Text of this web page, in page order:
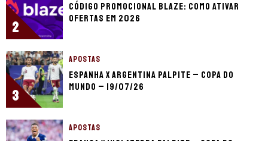
2
Código promocional Blaze: como ativar
ofertas em 2026
3
APOSTAS
Espanha x Argentina palpite – Copa do
Mundo – 19/07/26
APOSTAS